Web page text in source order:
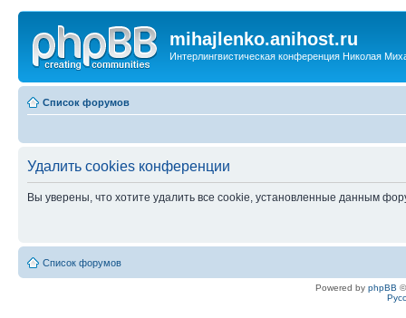
mihajlenko.anihost.ru
Интерлингвистическая конференция Николая
Список форумов
Удалить cookies конференции
Вы уверены, что хотите удалить все cookie, установленные данным
Список форумов
Powered by phpBB